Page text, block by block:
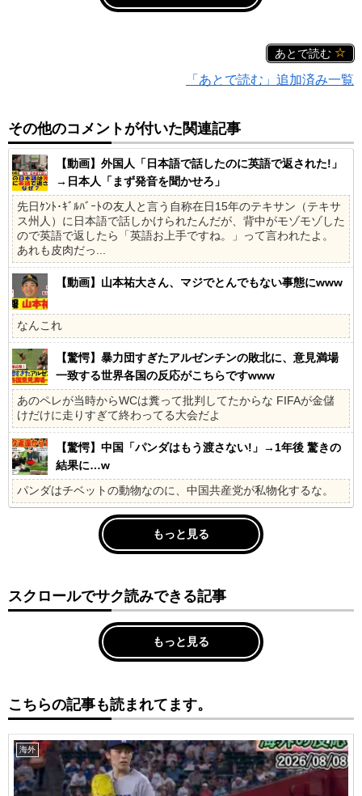
あとで読む
「あとで読む」追加済み一覧
その他のコメントが付いた関連記事
【動画】外国人「日本語で話したのに英語で返された!」
→日本人「まず発音を聞かせろ」
先日ｹﾝﾄ･ｷﾞﾙﾊﾞｰﾄの友人と言う自称在日15年のテキサン（テキサ
ス州人）に日本語で話しかけられたんだが、背中がモゾモゾした
ので英語で返したら「英語お上手ですね。」って言われたよ。
あれも皮肉だっ...
【動画】山本祐大さん、マジでとんでもない事態にwww
なんこれ
【驚愕】暴力団すぎたアルゼンチンの敗北に、意見満場
一致する世界各国の反応がこちらですwww
あのペレが当時からWCは糞って批判してたからな FIFAが金儲
けだけに走りすぎて終わってる大会だよ
【驚愕】中国「パンダはもう渡さない!」→1年後 驚きの
結果に…w
パンダはチベットの動物なのに、中国共産党が私物化するな。
もっと見る
スクロールでサク読みできる記事
もっと見る
こちらの記事も読まれてます。
海外